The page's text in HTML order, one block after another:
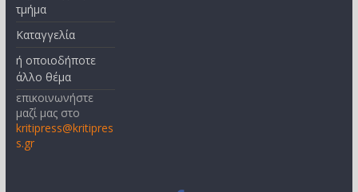
τμήμα
Καταγγελία
ή οποιοδήποτε
άλλο θέμα
επικοινωνήστε
μαζί μας στο
kritipress@kritipres
s.gr